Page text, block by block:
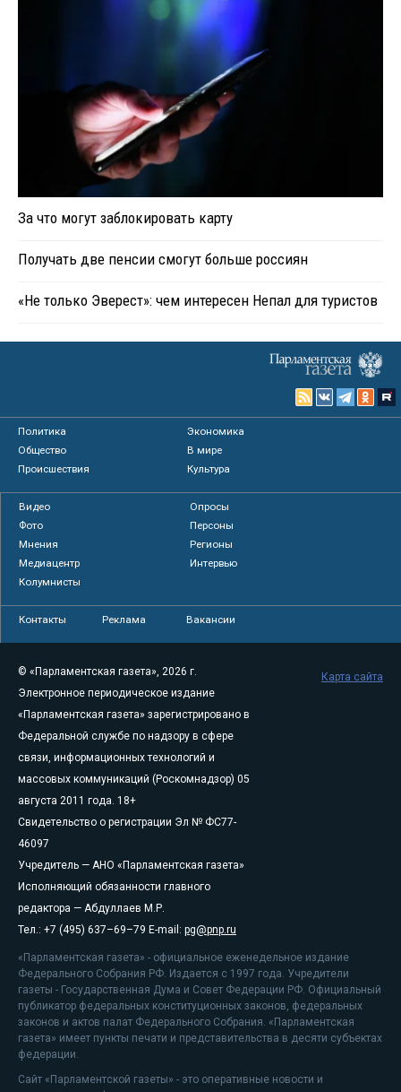
За что могут заблокировать карту
Получать две пенсии смогут больше россиян
«Не только Эверест»: чем интересен Непал для туристов
Политика
Экономика
Общество
В мире
Происшествия
Культура
Видео
Опросы
Фото
Персоны
Мнения
Регионы
Медиацентр
Интервью
Колумнисты
Контакты Реклама Вакансии
© «Парламентская газета», 2026 г.
Электронное периодическое издание
«Парламентская газета» зарегистрировано в
Федеральной службе по надзору в сфере
связи, информационных технологий и
массовых коммуникаций (Роскомнадзор) 05
августа 2011 года. 18+
Свидетельство о регистрации Эл № ФС77-
46097
Учредитель — АНО «Парламентская газета»
Исполняющий обязанности главного
редактора — Абдуллаев М.Р.
Тел.: +7 (495) 637–69–79 E-mail: pg@pnp.ru
«Парламентская газета» - официальное еженедельное издание
Федерального Собрания РФ. Издается с 1997 года. Учредители
газеты - Государственная Дума и Совет Федерации РФ. Официальный
публикатор федеральных конституционных законов, федеральных
законов и актов палат Федерального Собрания. «Парламентская
газета» имеет пункты печати и представительства в десяти субъектах
федерации.
Сайт «Парламентской газеты» - это оперативные новости и
Карта сайта